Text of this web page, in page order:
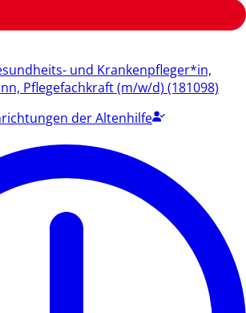
und Krankenpfleger*in,
Pflegefachkraft (m/w/d) (181098)
der Altenhilfe